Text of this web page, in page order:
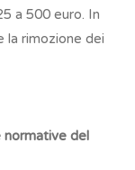
a 500 euro. In
la rimozione dei
normative del